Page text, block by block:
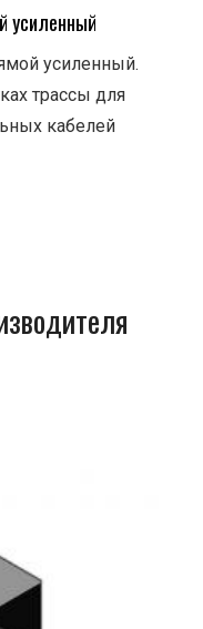
усиленный
усиленный.
трассы для
кабелей